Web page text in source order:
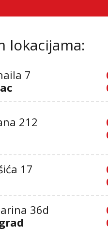
lokacijama:
7
212
17
36d